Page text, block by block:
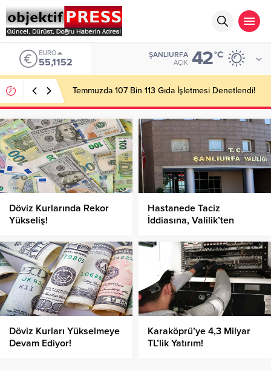
ALTIN
6.529,72
ŞANLIURFA
AÇIK 42°C
Başkan Gülpınar Kırsaldaki Yol Çalışmalarını
İnceledi!
Döviz Kurlarında Rekor
Yükseliş!
Hastanede Taciz
İddiasına, Valilik’ten
Döviz Kurları Yükselmeye
Devam Ediyor!
Karaköprü’ye 4,3 Milyar
TL’lik Yatırım!